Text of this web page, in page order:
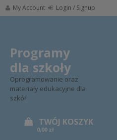
Skip
to
My Account Login / Signup
Programy
dla szkoły
Oprogramowanie oraz
materiały edukacyjne dla
szkół
0,00 zł